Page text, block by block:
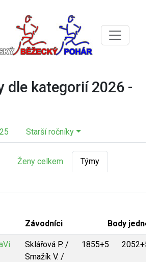
dle kategorií 2026 -
Starší ročníky
Ženy celkem Týmy
Závodníci Body
Sklářová P. /
Smažík V. /
1855+5 2052+5